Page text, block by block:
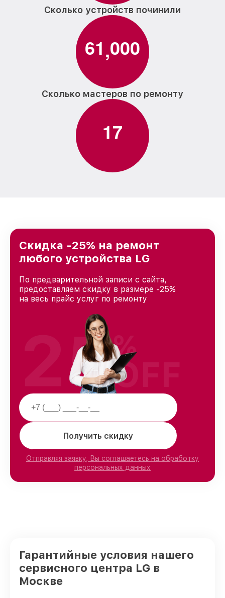
Сколько устройств починили
61,000
Сколько мастеров по ремонту
17
Скидка -25% на ремонт
любого устройства LG
По предварительной записи с сайта,
предоставляем скидку в размере -25%
на весь прайс услуг по ремонту
Получить скидку
Отправляя заявку, Вы соглашаетесь на обработку
персональных данных
25%
OFF
Гарантийные условия нашего
сервисного центра LG в
Москве